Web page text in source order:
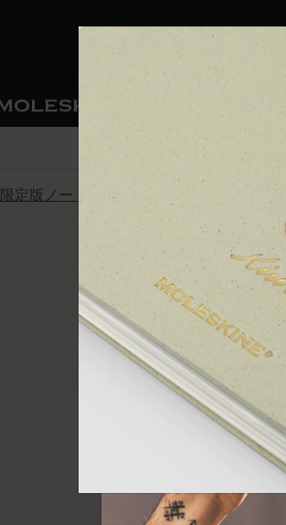
ショ
ノートブック
サブカテゴリ
モレスキンスマート
サブカテゴリ
ライティングツール
サブカテゴリ
限定版ノートブック
スマートライティング・シス
サブカテゴリ
モレスキンスマートスマート
アプリ・サービス
サブカテゴリ
カスタムダイアリー
カスタムノートブック
和紙テープ
ミニノートブックチャーム
別注＆コーポレートギフト
モレスキンメンバーシップ
我々の歴史
モレスキンのマニフェスト
ペンと紙の力
持続可能な創造性
今すぐメンバー登録
ウェルカムオファー: 次回のご購入時に
通常特典: パーソナライズの2冊ご購入で
バースデー特典: 1回限りの割引（1ヶ月
先行プレビュー: 新作コレクションへの
伝説的なお得情報: 会員限定の特別サプラ
セールへの早期アクセス: お得な情報をい
モレスキン限定イベント: 優先アクセス
返品期間の延長: 1ヶ月間
限定版ノートブック